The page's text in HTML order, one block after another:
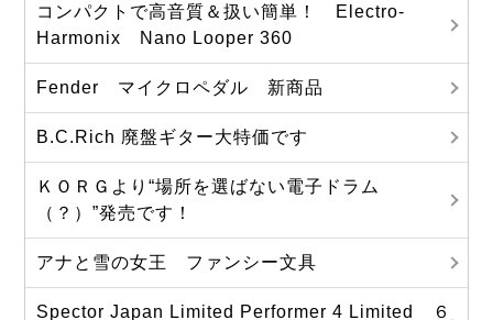
コンパクトで高音質＆扱い簡単！ Electro-
Harmonix Nano Looper 360
Fender マイクロペダル 新商品
B.C.Rich 廃盤ギター大特価です
ＫＯＲＧより“場所を選ばない電子ドラム
（？）”発売です！
アナと雪の女王 ファンシー文具
Spector Japan Limited Performer 4 Limited ６